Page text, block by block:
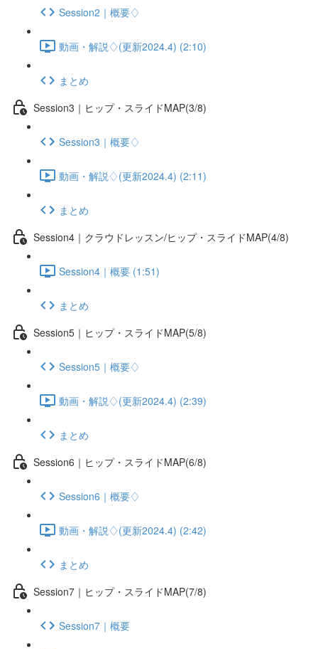
Session2｜概要♢
動画・解説♢(更新2024.4) (2:10)
まとめ
Session3｜ヒップ・スライドMAP(3/8)
Session3｜概要♢
動画・解説♢(更新2024.4) (2:11)
まとめ
Session4｜クラウドレッスン/ヒップ・スライドMAP(4/8)
Session4｜概要 (1:51)
まとめ
Session5｜ヒップ・スライドMAP(5/8)
Session5｜概要♢
動画・解説♢(更新2024.4) (2:39)
まとめ
Session6｜ヒップ・スライドMAP(6/8)
Session6｜概要♢
動画・解説♢(更新2024.4) (2:42)
まとめ
Session7｜ヒップ・スライドMAP(7/8)
Session7｜概要